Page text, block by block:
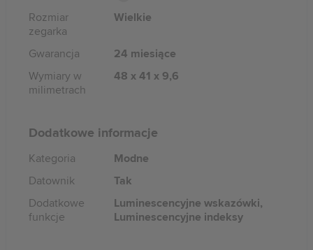
Rozmiar
zegarka
Wielkie
Gwarancja
24 miesiące
Wymiary w
milimetrach
48 x 41 x 9,6
Dodatkowe informacje
Kategoria
Modne
Datownik
Tak
Dodatkowe
funkcje
Luminescencyjne wskazówki,
Luminescencyjne indeksy